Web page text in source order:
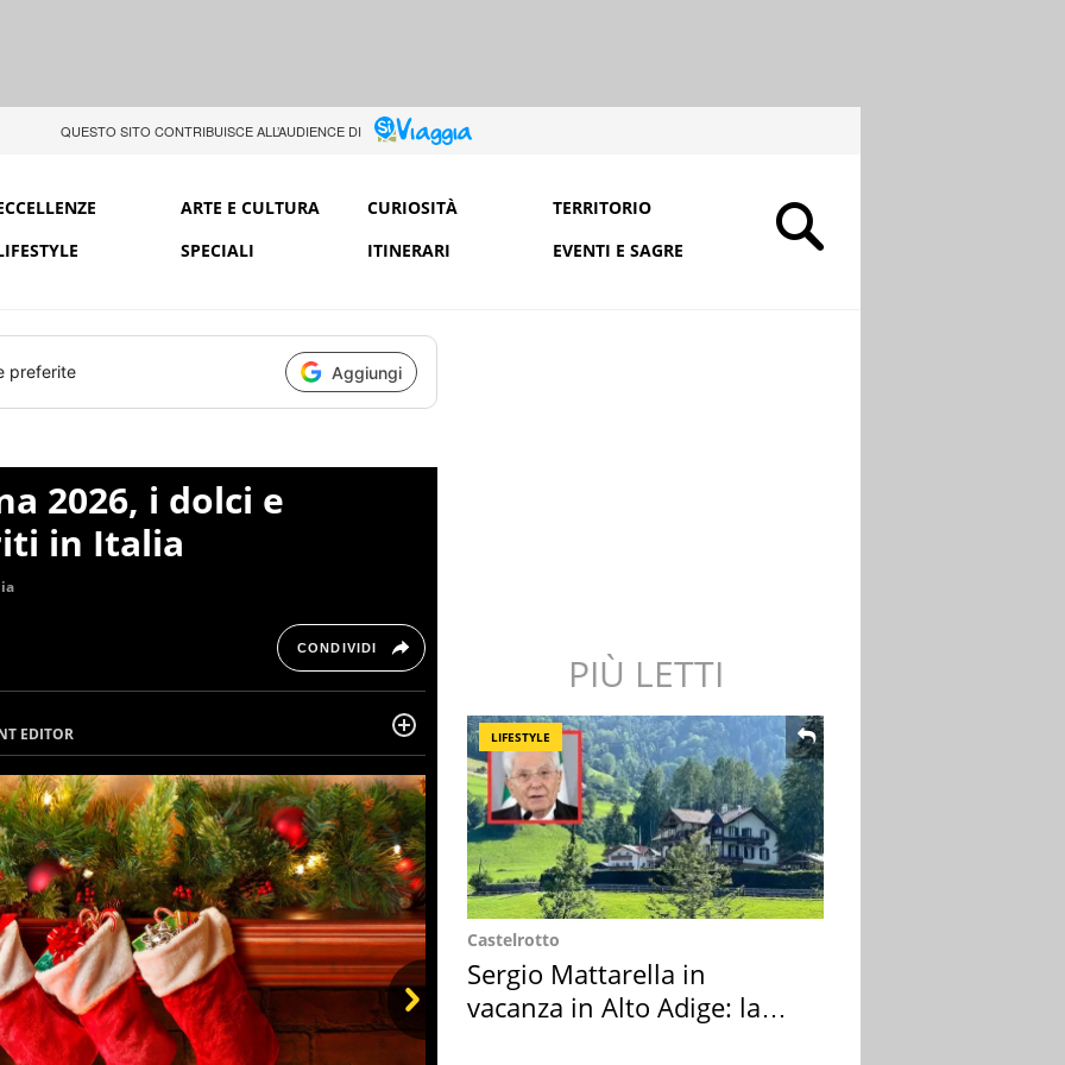
QUESTO SITO CONTRIBUISCE ALL’AUDIENCE DI
ARTE E CULTURA CURIOSITÀ
TERRITORIO
SPECIALI ITINERARI EVENTI E SAGRE
preferite Aggiungi
2026, i dolci e
in Italia
CONDIVIDI
EDITOR
running e di yoga, ama scoprire nuovi posti e
e intraprendente adora leggere ma
PIÙ LETTI
LIFESTYLE
Castelrotto
Sergio Mattarella in
vacanza in Alto Adige: la